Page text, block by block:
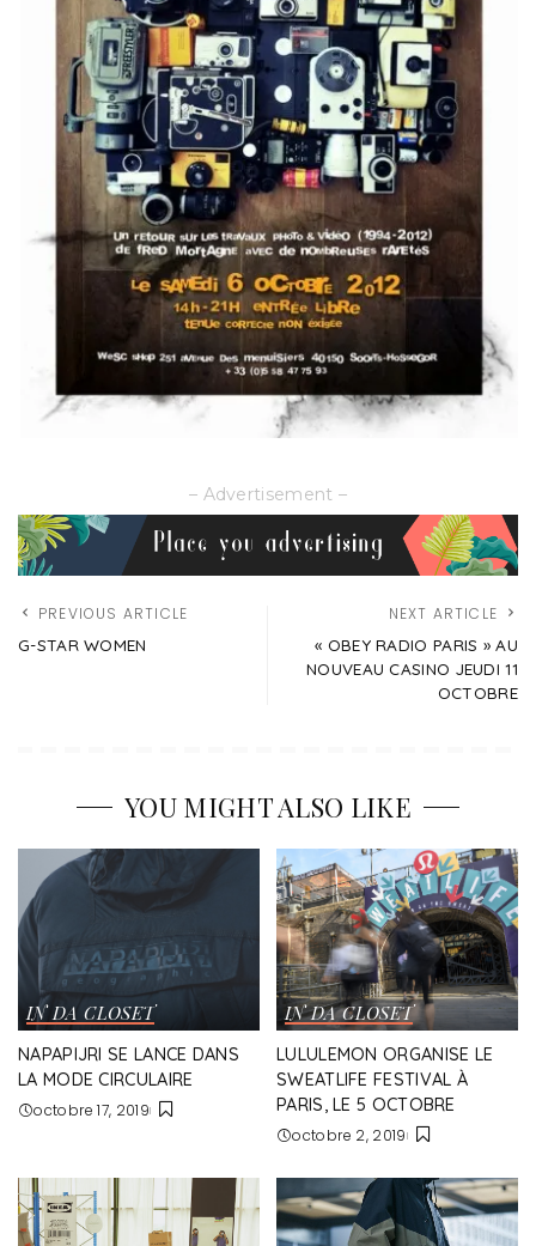
– Advertisement –
PREVIOUS ARTICLE
G-STAR WOMEN
NEXT ARTICLE
« OBEY RADIO PARIS » AU
NOUVEAU CASINO JEUDI 11
OCTOBRE
YOU MIGHT ALSO LIKE
IN DA CLOSET
NAPAPIJRI SE LANCE DANS
LA MODE CIRCULAIRE
octobre 17, 2019
IN DA CLOSET
LULULEMON ORGANISE LE
SWEATLIFE FESTIVAL À
PARIS, LE 5 OCTOBRE
octobre 2, 2019